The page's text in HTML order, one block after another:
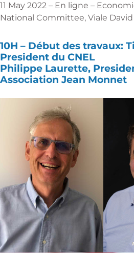
11 May 2022 – En ligne –
National Committee, Viale
10H – Début des travaux:
President du CNEL
Philippe Laurette,
Association Jean Monnet